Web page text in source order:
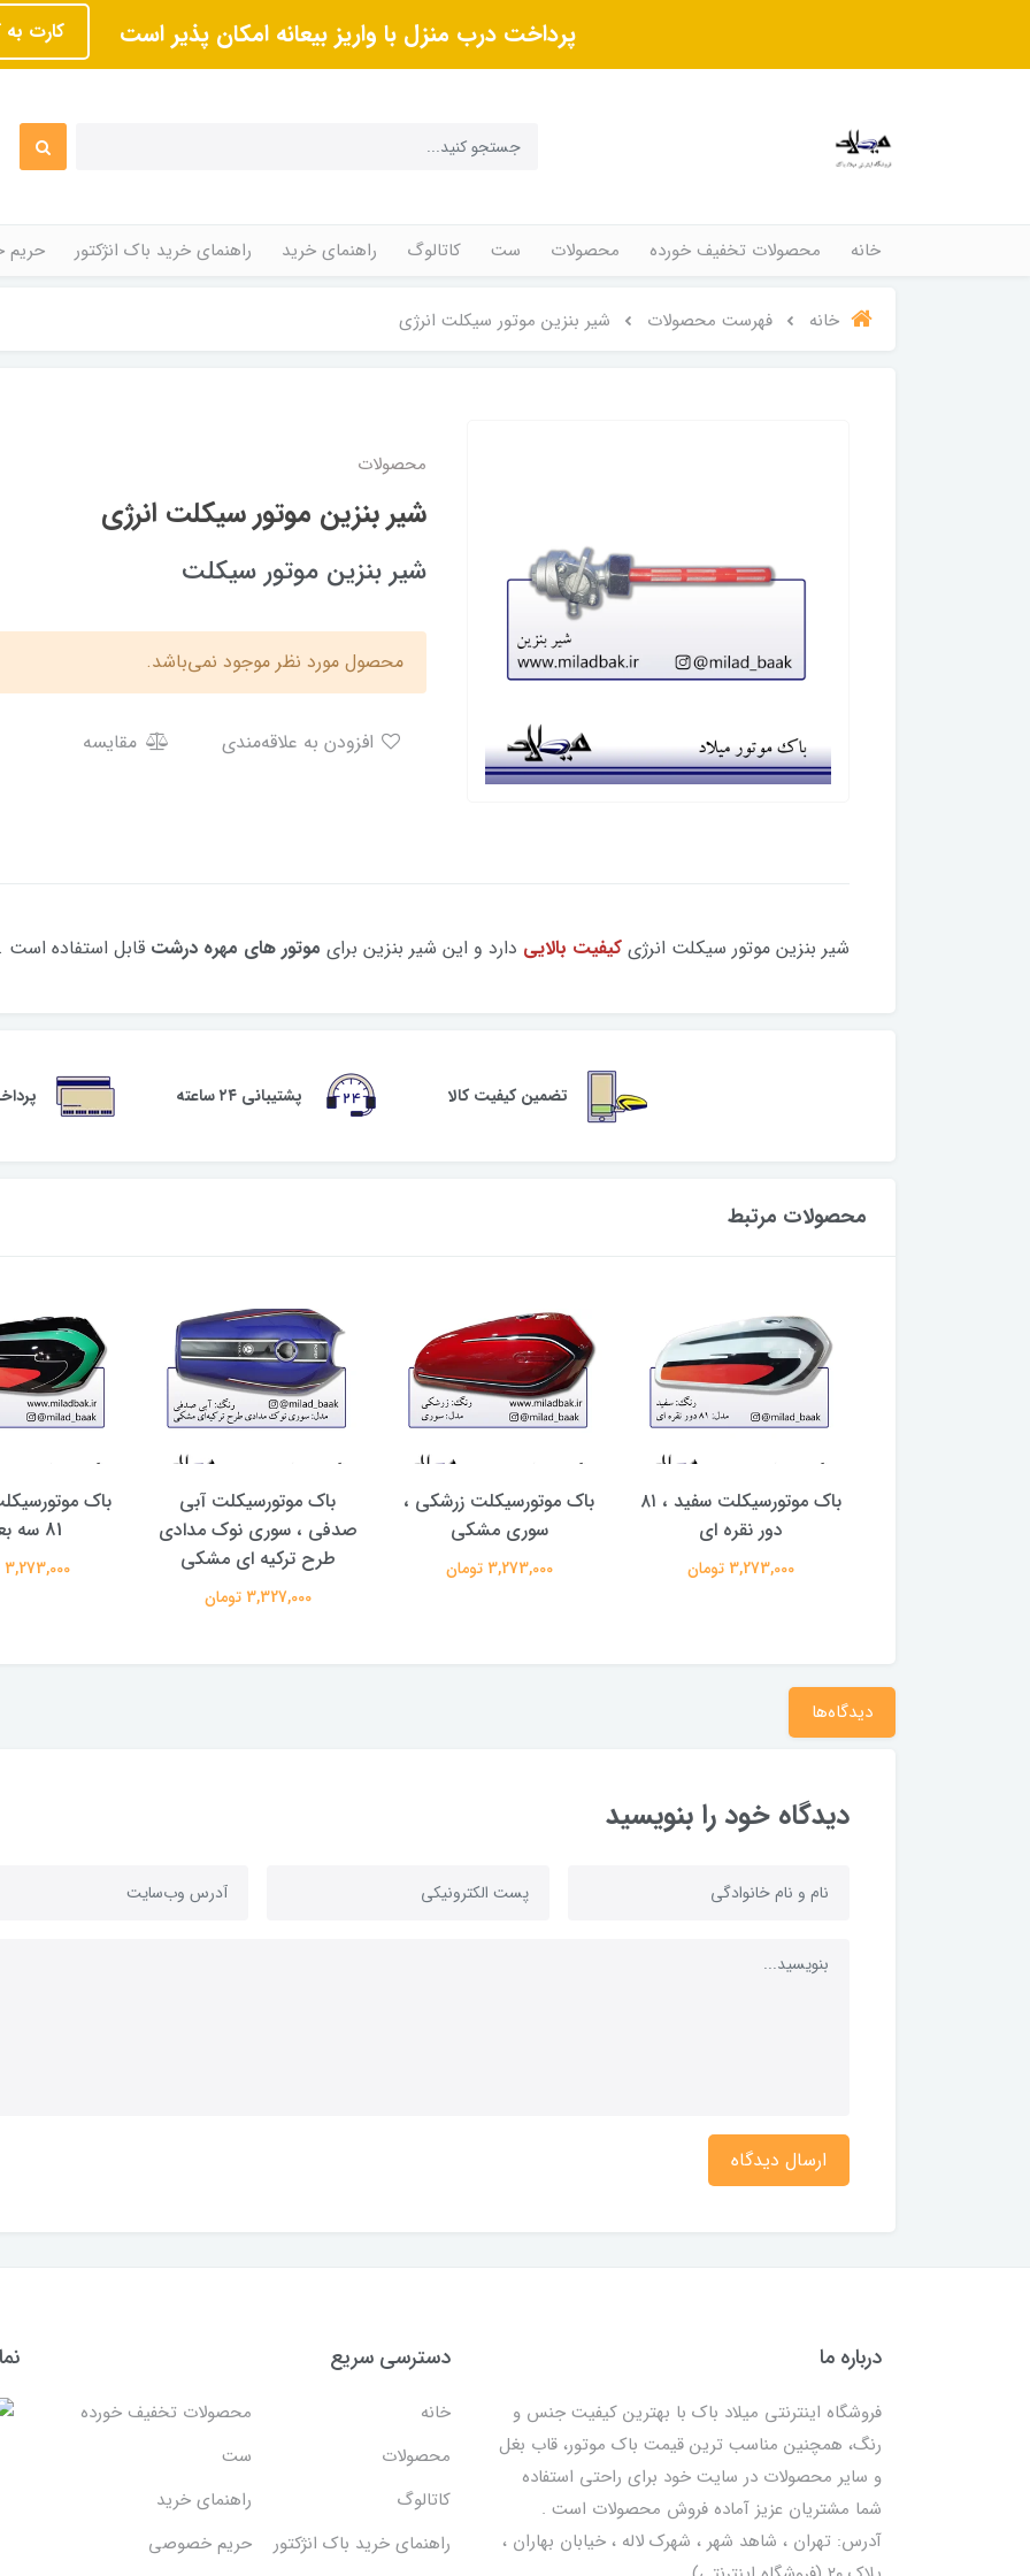
پرداخت درب منزل با واریز بیعانه امکان پذیر است کارت
خانه محصولات تخفیف خورده محصولات ست کاتالوگ راهنمای خرید راهنمای خرید باک انژکتور
خانه فهرست محصولات شیر بنزین موتور سیکلت انرژی
محصولات
شیر بنزین موتور سیکلت انرژی
شیر بنزین موتور سیکلت
محصول مورد نظر موجود نمی‌باشد.
مقایسه
شیر بنزین موتور سیکلت انرژی کیفیت بالایی دارد و این شیر بنزین برای موتور های مهره درشت قابل استفاده است
تضمین کیفیت کالا پشتیبانی ۲۴ ساعته
محصولات مرتبط
باک موتورسیکلت سفید ، ۸۱
دور نقره ای
3,273,000 تومان
باک موتورسیکلت زرشکی ،
سوری مشکی
3,273,000 تومان
باک موتورسیکلت آبی
صدفی ، سوری نوک مدادی
طرح ترکیه ای مشکی
3,327,000 تومان
باک
81 سه بعدی
3,273,000 تومان
دیدگاه‌ها
دیدگاه خود را بنویسید
ارسال دیدگاه
درباره ما
فروشگاه اینترنتی میلاد باک با بهترین کیفیت جنس و
رنگ، همچنین مناسب ترین قیمت باک موتور، قاب بغل
و سایر محصولات در سایت خود برای راحتی استفاده
شما مشتریان عزیز آماده فروش محصولات است .
آدرس: تهران ، شاهد شهر ، شهرک لاله ، خیابان بهاران ،
دسترسی سریع
خانه
محصولات تخفیف خورده
محصولات
ست
کاتالوگ
راهنمای خرید
راهنمای خرید باک انژکتور
حریم خصوصی